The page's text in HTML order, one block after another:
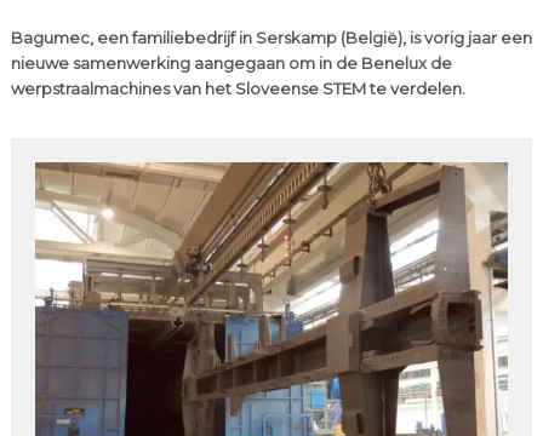
Bagumec, een familiebedrijf in Serskamp (België), is vorig jaar een
nieuwe samenwerking aangegaan om in de Benelux de
werpstraalmachines van het Sloveense STEM te verdelen.